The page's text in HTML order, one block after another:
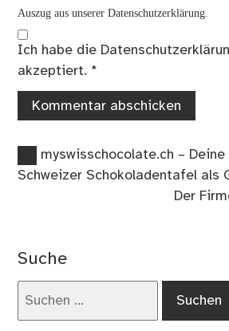
Auszug aus unserer Datenschutzerklärung.
Ich habe die
akzeptiert. *
Beitragsnavigation
Vorheriger
Beitrag:
myswisschocolate.ch –
Schweizer Schokoladentafel als
Der
Suche